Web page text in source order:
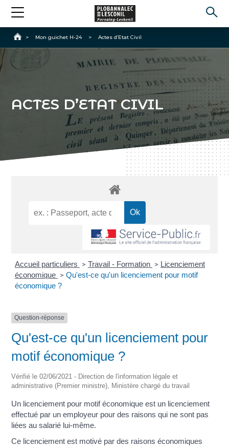
Accueil
> Mon guichet H-24 > Actes d’Etat Civil
ACTES D’ETAT CIVIL
Accueil particuliers > Travail - Formation > Licenciement
économique > Qu'est-ce qu'un licenciement pour motif
économique ?
Question-réponse
Qu'est-ce qu'un licenciement pour
motif économique ?
Vérifié le 02/06/2021 - Direction de l'information légale et
administrative (Premier ministre), Ministère chargé du travail
Un licenciement pour motif économique est un licenciement
effectué par un employeur pour des raisons qui ne sont pas
liées au salarié lui-même.
Ce licenciement est motivé par des raisons économiques